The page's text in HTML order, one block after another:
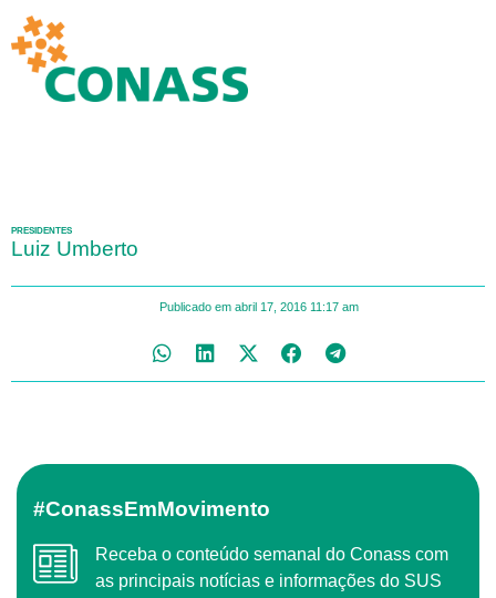
PRESIDENTES
Luiz Umberto
Publicado em abril 17, 2016 11:17 am
#ConassEmMovimento
Receba o conteúdo semanal do Conass com
as principais notícias e informações do SUS